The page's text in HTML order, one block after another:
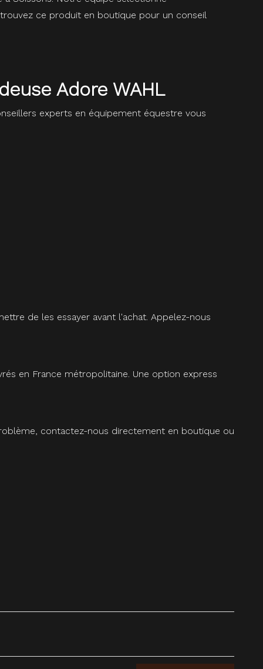
ce produit en boutique pour un conseil
Adore WAHL
experts en équipement équestre vous
de les essayer avant l'achat. Appelez-nous
en France métropolitaine. Une option express
contactez-nous directement en boutique ou